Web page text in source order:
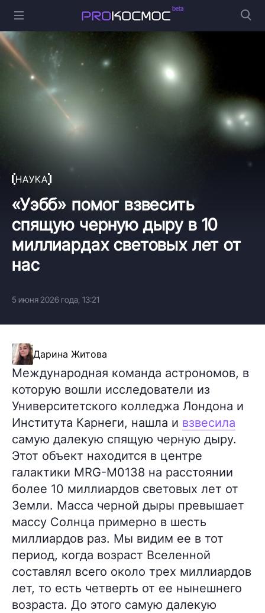
НАУКА
«Уэбб» помог взвесить
спящую черную дыру в 10
миллиардах световых лет от
нас
5 июня 2026 года, 13:21
Дарина Житова
Международная команда астрономов, в
которую вошли исследователи из
Университетского колледжа Лондона и
Института Карнеги, нашла и взвесила
самую далекую спящую черную дыру.
Этот объект находится в центре
галактики MRG-M0138 на расстоянии
более 10 миллиардов световых лет от
Земли. Масса черной дыры превышает
массу Солнца примерно в шесть
миллиардов раз. Мы видим ее в тот
период, когда возраст Вселенной
составлял всего около трех миллиардов
лет, то есть четверть от ее нынешнего
возраста. До этого самую далекую